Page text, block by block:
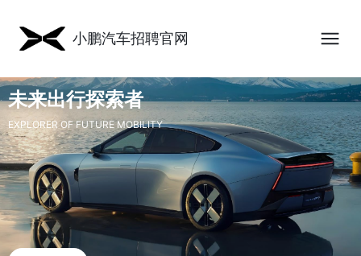
小鹏汽车招聘官网
未来出行探索者
EXPLORER OF FUTURE MOBILITY